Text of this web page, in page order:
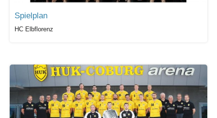
Spielplan
HC Elbflorenz